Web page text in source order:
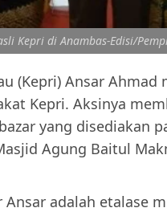
Kepri di Anambas-Edisi/
(Kepri) Ansar Ahmad
Kepri. Aksinya
yang disediakan
Agung Baitul
adalah etalase